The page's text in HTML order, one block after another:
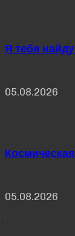
Я тебя
05.08.2026
05.08.2026